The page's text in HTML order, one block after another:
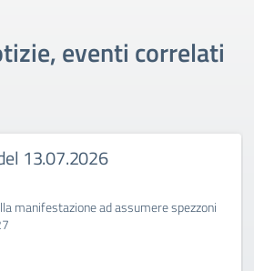
eventi correlati
13.07.2026
manifestazione ad assumere spezzoni